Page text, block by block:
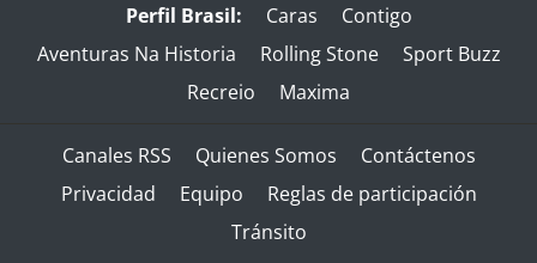
Perfil Brasil: Caras
Contigo
Aventuras Na Historia
Rolling Stone
Sport Buzz
Recreio
Maxima
Canales RSS Quienes Somos
Contáctenos
Privacidad
Equipo
Reglas de participación
Tránsito